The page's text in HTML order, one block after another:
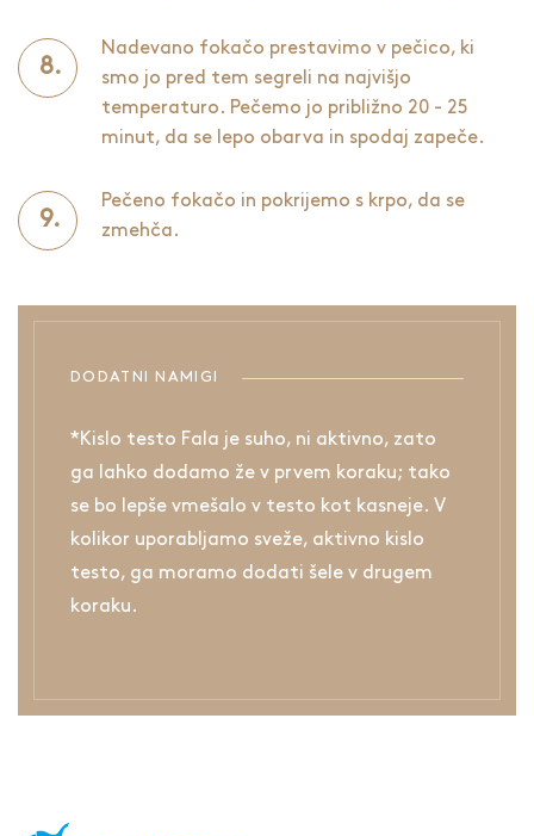
Nadevano fokačo prestavimo v pečico, ki
smo jo pred tem segreli na najvišjo
temperaturo. Pečemo jo približno 20 - 25
minut, da se lepo obarva in spodaj zapeče.
Pečeno fokačo in pokrijemo s krpo, da se
zmehča.
DODATNI NAMIGI
*Kislo testo Fala je suho, ni aktivno, zato
ga lahko dodamo že v prvem koraku; tako
se bo lepše vmešalo v testo kot kasneje. V
kolikor uporabljamo sveže, aktivno kislo
testo, ga moramo dodati šele v drugem
koraku.